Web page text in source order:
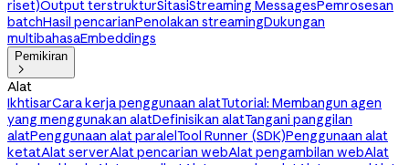
riset)Output terstrukturSitasiStreaming MessagesPemrosesan
batchHasil pencarianPenolakan streamingDukungan
multibahasaEmbeddings
Pemikiran

Alat
IkhtisarCara kerja penggunaan alatTutorial: Membangun agen
yang menggunakan alatDefinisikan alatTangani panggilan
alatPenggunaan alat paralelTool Runner (SDK)Penggunaan alat
ketatAlat serverAlat pencarian webAlat pengambilan webAlat